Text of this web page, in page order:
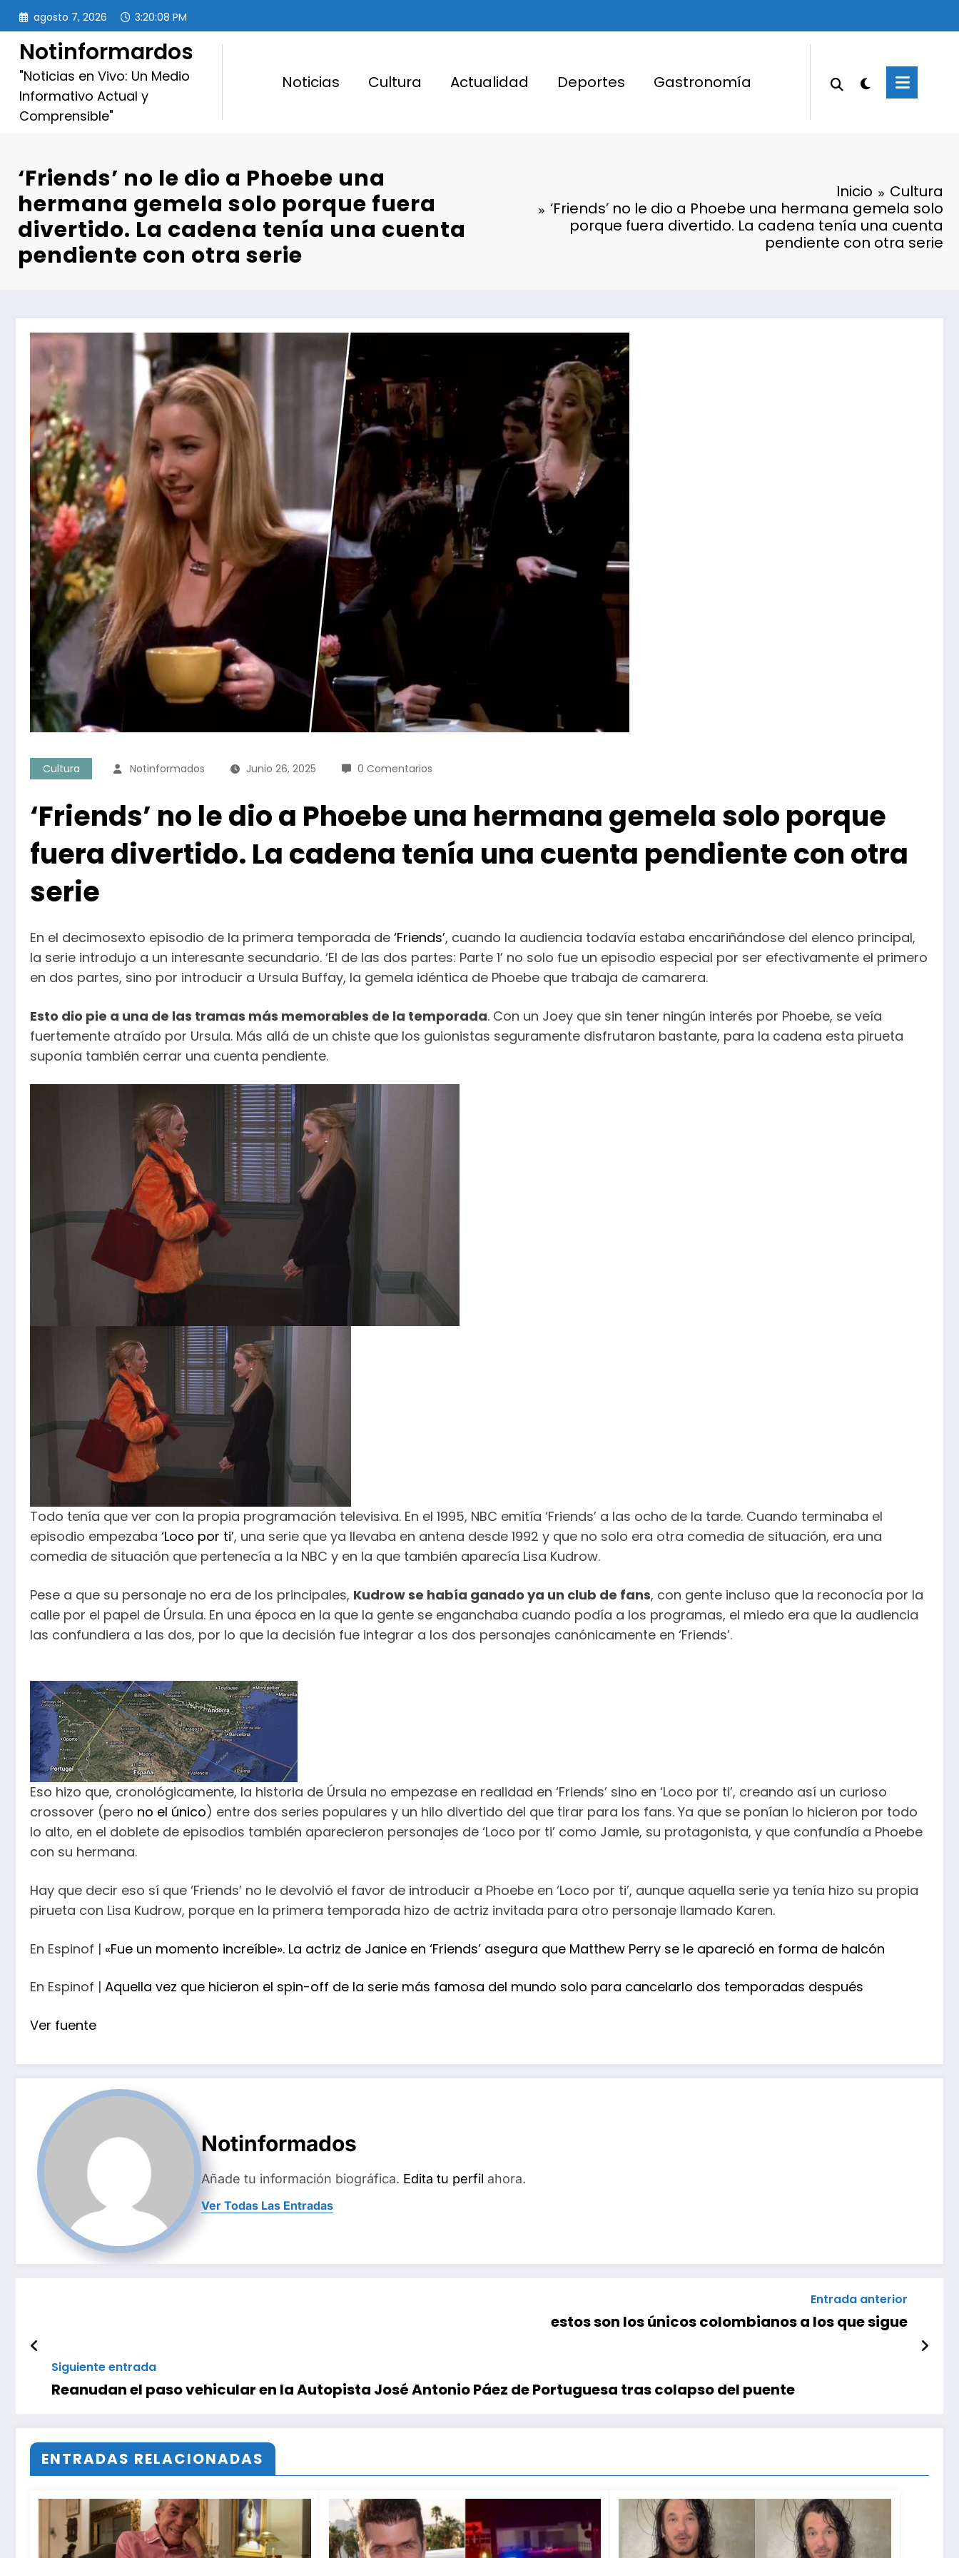
Saltar
contenido
agosto 7, 2026 3:20:09 PM
Notinformardos
"Noticias en Vivo: Un Medio
Informativo Actual y
Comprensible"
Noticias Cultura Actualidad Deportes Gastronomía
‘Friends’ no le dio a Phoebe una
hermana gemela solo porque fuera
divertido. La cadena tenía una cuenta
pendiente con otra serie
Inicio
Cultura
‘Friends’ no le dio a Phoebe una hermana gemela solo
porque fuera divertido. La cadena tenía una cuenta
pendiente con otra serie
Cultura Notinformados Junio 26, 2025 0 Comentarios
‘Friends’ no le dio a Phoebe una hermana gemela solo porque
fuera divertido. La cadena tenía una cuenta pendiente con otra
serie
En el decimosexto episodio de la primera temporada de ‘Friends’, cuando la audiencia todavía estaba encariñándose del elenco principal,
la serie introdujo a un interesante secundario. ‘El de las dos partes: Parte 1’ no solo fue un episodio especial por ser efectivamente el primero
en dos partes, sino por introducir a Ursula Buffay, la gemela idéntica de Phoebe que trabaja de camarera.
Esto dio pie a una de las tramas más memorables de la temporada. Con un Joey que sin tener ningún interés por Phoebe, se veía
fuertemente atraído por Ursula. Más allá de un chiste que los guionistas seguramente disfrutaron bastante, para la cadena esta pirueta
suponía también cerrar una cuenta pendiente.
Todo tenía que ver con la propia programación televisiva. En el 1995, NBC emitía ‘Friends’ a las ocho de la tarde. Cuando terminaba el
episodio empezaba ‘Loco por ti’, una serie que ya llevaba en antena desde 1992 y que no solo era otra comedia de situación, era una
comedia de situación que pertenecía a la NBC y en la que también aparecía Lisa Kudrow.
Pese a que su personaje no era de los principales, Kudrow se había ganado ya un club de fans, con gente incluso que la reconocía por la
calle por el papel de Úrsula. En una época en la que la gente se enganchaba cuando podía a los programas, el miedo era que la audiencia
las confundiera a las dos, por lo que la decisión fue integrar a los dos personajes canónicamente en ‘Friends’.
Eso hizo que, cronológicamente, la historia de Úrsula no empezase en realidad en ‘Friends’ sino en ‘Loco por ti’, creando así un curioso
crossover (pero no el único) entre dos series populares y un hilo divertido del que tirar para los fans. Ya que se ponían lo hicieron por todo
lo alto, en el doblete de episodios también aparecieron personajes de ‘Loco por ti’ como Jamie, su protagonista, y que confundía a Phoebe
con su hermana.
Hay que decir eso sí que ‘Friends’ no le devolvió el favor de introducir a Phoebe en ‘Loco por ti’, aunque aquella serie ya tenía hizo su propia
pirueta con Lisa Kudrow, porque en la primera temporada hizo de actriz invitada para otro personaje llamado Karen.
En Espinof | «Fue un momento increíble». La actriz de Janice en ‘Friends’ asegura que Matthew Perry se le apareció en forma de halcón
En Espinof | Aquella vez que hicieron el spin-off de la serie más famosa del mundo solo para cancelarlo dos temporadas después
Ver fuente
Notinformados
Añade tu información biográfica. Edita tu perfil ahora.
Ver Todas Las Entradas
Entrada anterior
estos son los únicos colombianos a los que sigue
Siguiente entrada
Reanudan el paso vehicular en la Autopista José Antonio Páez de Portuguesa tras colapso del puente
ENTRADAS RELACIONADAS